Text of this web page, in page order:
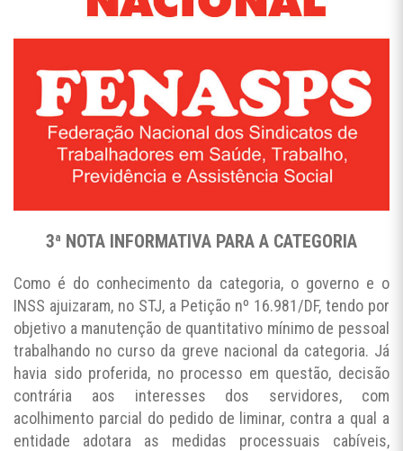
3ª NOTA INFORMATIVA PARA A CATEGORIA
Como é do conhecimento da categoria, o governo e o
INSS ajuizaram, no STJ, a Petição nº 16.981/DF, tendo por
objetivo a manutenção de quantitativo mínimo de pessoal
trabalhando no curso da greve nacional da categoria. Já
havia sido proferida, no processo em questão, decisão
contrária aos interesses dos servidores, com
acolhimento parcial do pedido de liminar, contra a qual a
entidade adotara as medidas processuais cabíveis,